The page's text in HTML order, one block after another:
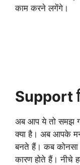
काम करने लगेंगे।
Support
अब आप ये तो समझ
क्या है। अब आपके मन
बनते हैं। कब कोनसा
कारण होते हैं। नीचे